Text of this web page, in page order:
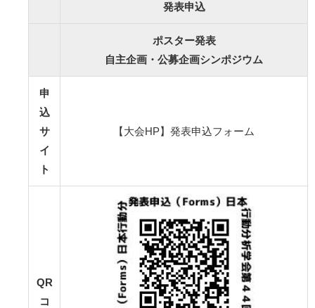
発表申込
ポスター発表
自主企画・公募企画シンポジウム
申
込
サ
イ
ト
【大会HP】発表申込フォーム
QR
コ